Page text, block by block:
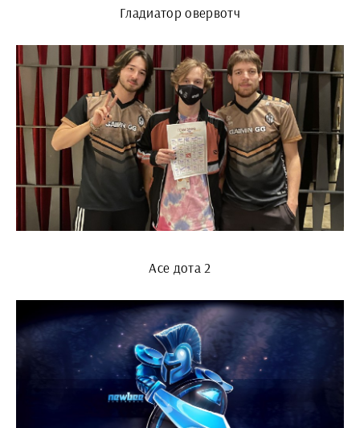
Гладиатор овервотч
Ace дота 2